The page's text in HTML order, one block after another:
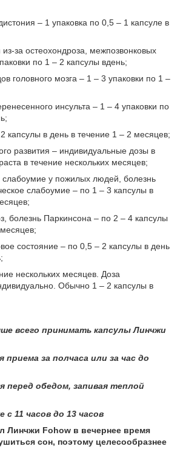
– 1 упаковка по 0,5 – 1 капсуле в
за остеохондроза, межпозвонковых
по 1 – 2 капсулы вдень;
головного мозга – 1 – 3 упаковки по 1 –
инсульта – 1 – 4 упаковки по
капсулы в день в течение 1 – 2 месяцев;
развития – индивидуальные дозы в
в течение нескольких месяцев;
у пожилых людей, болезнь
слабоумие – по 1 – 3 капсулы в
болезнь Паркинсона – по 2 – 4 капсулы
состояние – по 0,5 – 2 капсулы в день
нескольких месяцев. Доза
Обычно 1 – 2 капсулы в
всего принимать капсулы Линчжи
приема за полчаса или за час до
перед обедом, запивая теплой
​​​​​с 11 часов до 13 часов
Линчжи Fohow в вечернее время
сон, поэтому целесообразнее